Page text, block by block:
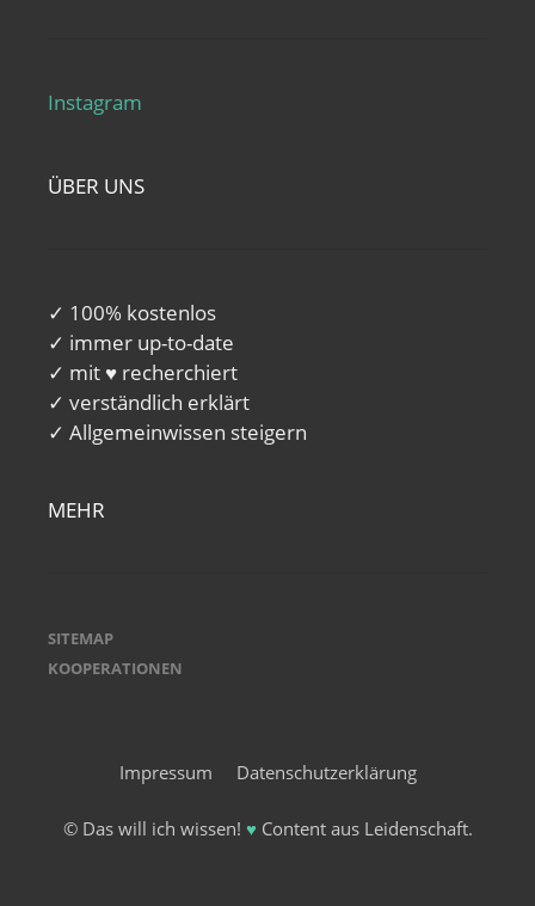
Instagram
ÜBER UNS
✓ 100% kostenlos
✓ immer up-to-date
✓ mit ♥ recherchiert
✓ verständlich erklärt
✓ Allgemeinwissen steigern
MEHR
SITEMAP
KOOPERATIONEN
Impressum Datenschutzerklärung
© Das will ich wissen! ♥ Content aus Leidenschaft.